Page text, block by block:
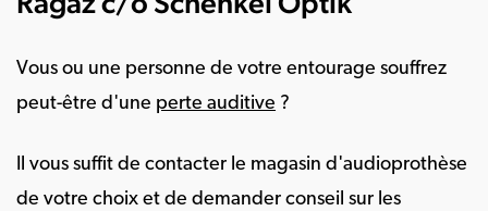
Vous ou une personne de votre entourage souffrez
peut-être d'une perte auditive ?
Il vous suffit de contacter le magasin d'audioprothèse
de votre choix et de demander conseil sur les